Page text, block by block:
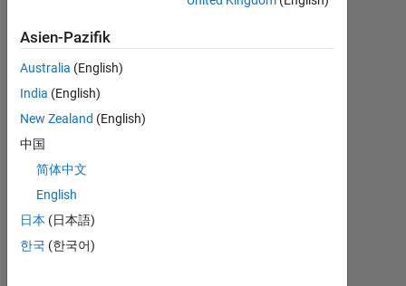
3 Month Streak
Knowledgeable Level 2
Asien-Pazifik
Australia (English)
India (English)
New Zealand (English)
中国
简体中文
English
日本 (日本語)
한국 (한국어)